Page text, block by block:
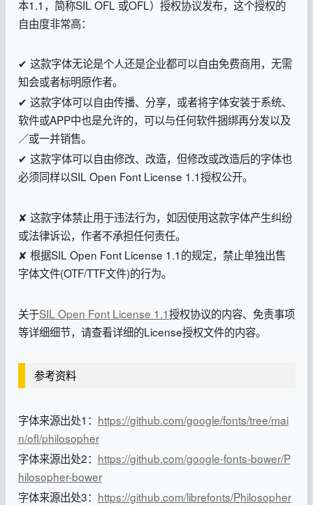
本1.1，简称SIL OFL 或OFL）授权协议发布，这个授权的
自由度非常高：
✔ 这款字体无论是个人还是企业都可以自由免费商用，无需
知会或者标明原作者。
✔ 这款字体可以自由传播、分享，或者将字体安装于系统、
软件或APP中也是允许的，可以与任何软件捆绑再分发以及
／或一并销售。
✔ 这款字体可以自由修改、改造，但修改或改造后的字体也
必须同样以SIL Open Font License 1.1授权公开。
✘ 这款字体禁止用于违法行为，如因使用这款字体产生纠纷
或法律诉讼，作者不承担任何责任。
✘ 根据SIL Open Font License 1.1的规定，禁止单独出售
字体文件(OTF/TTF文件)的行为。
关于SIL Open Font License 1.1授权协议的内容、免责事项
等详细细节，请查看详细的License授权文件的内容。
参考资料
字体来源出处1： https://github.com/google/fonts/tree/mai
n/ofl/philosopher
字体来源出处2： https://github.com/google-fonts-bower/P
hilosopher-bower
字体来源出处3： https://github.com/librefonts/Philosopher